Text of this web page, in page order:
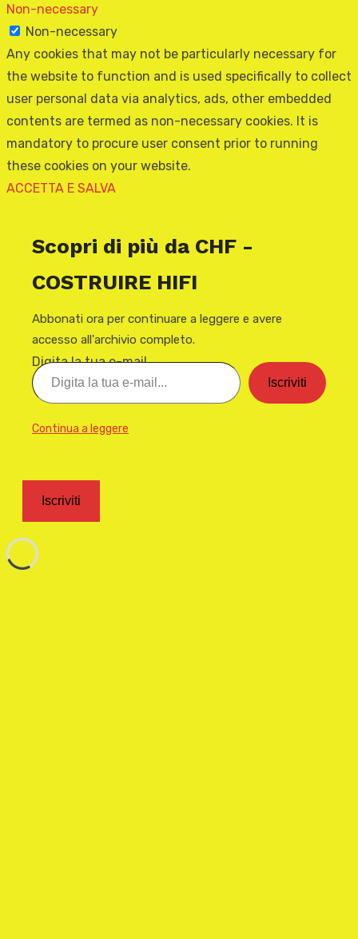
Non-necessary
Non-necessary
Any cookies that may not be particularly necessary for
the website to function and is used specifically to collect
user personal data via analytics, ads, other embedded
contents are termed as non-necessary cookies. It is
mandatory to procure user consent prior to running
these cookies on your website.
ACCETTA E SALVA
Scopri di più da CHF -
COSTRUIRE HIFI
Abbonati ora per continuare a leggere e avere
accesso all'archivio completo.
Digita la tua e-mail...
Iscriviti
Continua a leggere
Iscriviti